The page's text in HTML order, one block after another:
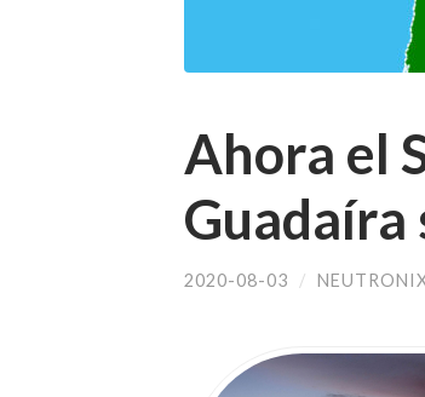
Ahora el
Guadaíra
2020-08-03 /